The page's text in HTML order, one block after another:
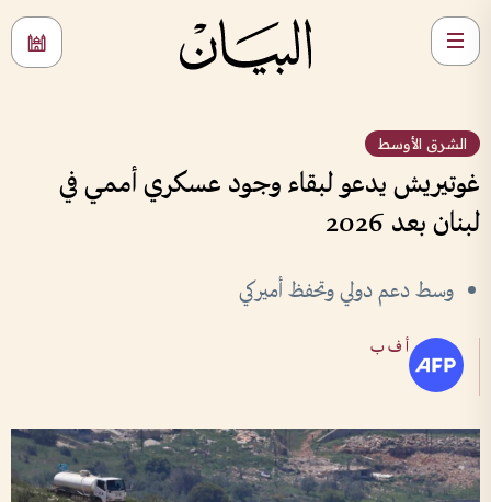
الشرق الأوسط
غوتيريش يدعو لبقاء وجود عسكري أممي في
لبنان بعد 2026
وسط دعم دولي وتحفظ أميركي
أ ف ب